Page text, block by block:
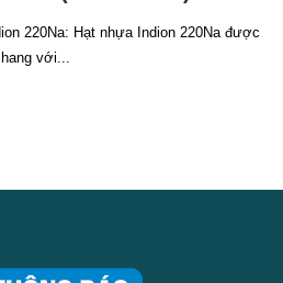
220Na: Hạt nhựa Indion 220Na được
với...